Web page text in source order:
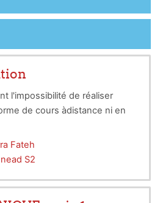
l'impossibilité de réaliser
de cours àdistance ni en
Fateh
S2